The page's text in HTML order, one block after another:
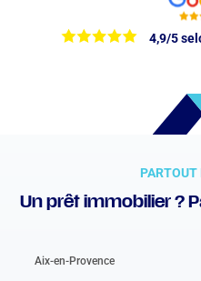
4,9/5
PARTOUT
Un prêt immobilier ?
Aix-en-Provence